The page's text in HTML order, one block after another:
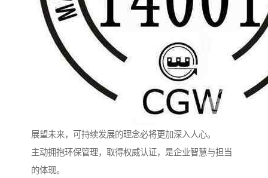
展望未来，可持续发展的理念必将更加深入人心。
主动拥抱环保管理，取得权威认证，是企业智慧与担当
的体现。